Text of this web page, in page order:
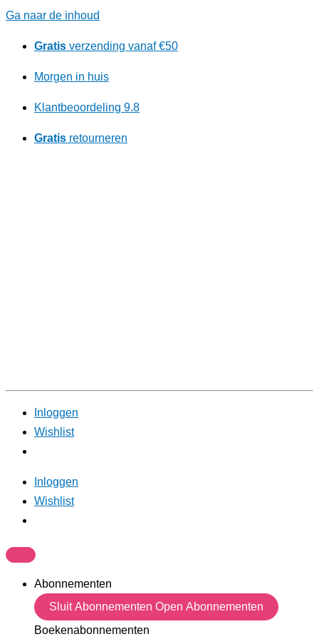
Ga naar de inhoud
Gratis verzending vanaf €50
Morgen in huis
Klantbeoordeling 9.8
Gratis retourneren
Inloggen
Wishlist
Inloggen
Wishlist
Abonnementen
Sluit Abonnementen Open Abonnementen
Boekenabonnementen